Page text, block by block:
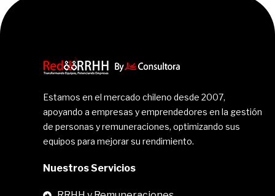
Estamos en el mercado chileno desde 2007,
apoyando a empresas y emprendedores en la gestión
de personas y remuneraciones, optimizando sus
equipos para mejorar su rendimiento.
Nuestros Servicios